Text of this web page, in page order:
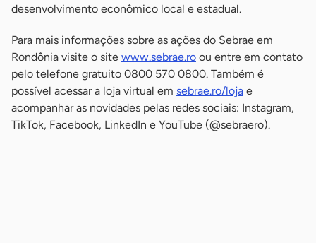
desenvolvimento econômico local e estadual.
Para mais informações sobre as ações do Sebrae em
Rondônia visite o site www.sebrae.ro ou entre em contato
pelo telefone gratuito 0800 570 0800. Também é
possível acessar a loja virtual em sebrae.ro/loja e
acompanhar as novidades pelas redes sociais: Instagram,
TikTok, Facebook, LinkedIn e YouTube (@sebraero).